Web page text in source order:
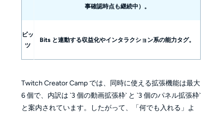
事確認時点も継続中）。
ビッ
ツ
Bits と連動する収益化やインタラクション系の能力タグ。
Twitch Creator Camp では、同時に使える拡張機能は最大
6 個で、内訳は `3 個の動画拡張枠` と `3 個のパネル拡張枠`
と案内されています。したがって、「何でも入れる」よ